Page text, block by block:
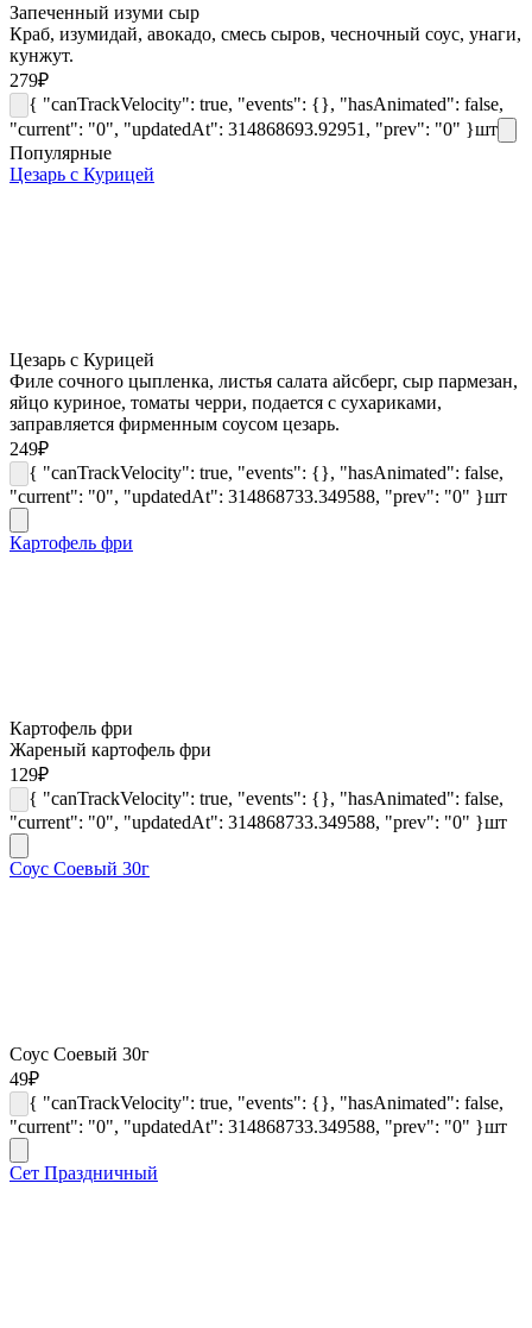
Запеченный изуми сыр
Краб, изумидай, авокадо, смесь сыров, чесночный соус, унаги,
кунжут.
279₽
{ "canTrackVelocity": true, "events": {}, "hasAnimated": false,
"current": "0", "updatedAt": 314868693.92951, "prev": "0" }шт
Популярные
Цезарь с Курицей
Цезарь с Курицей
Филе сочного цыпленка, листья салата айсберг, сыр пармезан,
яйцо куриное, томаты черри, подается с сухариками,
заправляется фирменным соусом цезарь.
249₽
{ "canTrackVelocity": true, "events": {}, "hasAnimated": false,
"current": "0", "updatedAt": 314868733.349588, "prev": "0" }шт
Картофель фри
Картофель фри
Жареный картофель фри
129₽
{ "canTrackVelocity": true, "events": {}, "hasAnimated": false,
"current": "0", "updatedAt": 314868733.349588, "prev": "0" }шт
Соус Соевый 30г
Соус Соевый 30г
49₽
{ "canTrackVelocity": true, "events": {}, "hasAnimated": false,
"current": "0", "updatedAt": 314868733.349588, "prev": "0" }шт
Сет Праздничный